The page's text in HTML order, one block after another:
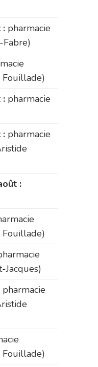
: pharmacie
Fouillade)
: pharmacie
: pharmacie
:
Fouillade)
Jacques)
pharmacie
Fouillade)